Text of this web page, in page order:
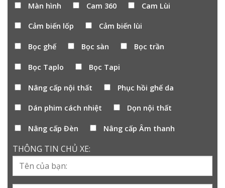
Màn hình Cam 360 Cam Lùi
Cảm biến lốp Cảm biến lùi
Bọc ghế Bọc sàn Bọc trần
Bọc Taplo Bọc Tapi
Nâng cấp nội thất Phục hồi ghế da
Dán phim cách nhiệt Dọn nội thất
Nâng cấp Đèn Nâng cấp Âm thanh
THÔNG TIN CHỦ XE: